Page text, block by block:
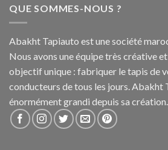
QUE SOMMES-NOUS ?
Abakht Tapiauto est une société
Nous avons une équipe très créative
objectif unique : fabriquer le tapis de
conducteurs de tous les jours. Abakht
énormément grandi depuis sa création.